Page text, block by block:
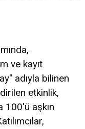
ve kayıt
adıyla bilinen
etkinlik,
100'ü aşkın